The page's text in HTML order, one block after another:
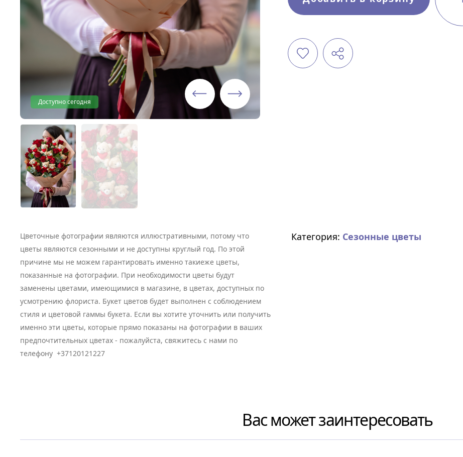
Доступно сегодня
Цветочные фотографии являются иллюстративными, потому что
цветы являются сезонными и не доступны круглый год. По этой
причине мы не можем гарантировать именно такиеже цветы,
показанные на фотографии. При необходимости цветы будут
заменены цветами, имеющимися в магазине, в цветах, доступных по
усмотрению флориста. Букет цветов будет выполнен с соблюдением
стиля и цветовой гаммы букета. Если вы хотите уточнить или получить
именно эти цветы, которые прямо показаны на фотографии в ваших
предпочтительных цветах - пожалуйста, свяжитесь с нами по
телефону +37120121227
Категория: Сезонные цветы
Вас может заинтересовать